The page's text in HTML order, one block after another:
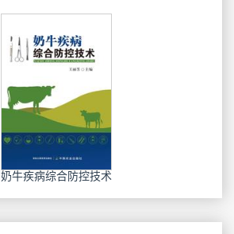
奶牛疾病综合防控技术